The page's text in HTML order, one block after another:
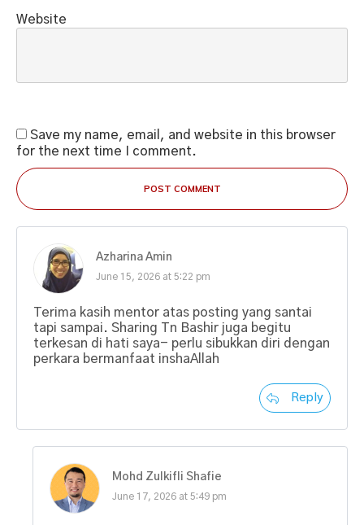
Website
Save my name, email, and website in this browser
for the next time I comment.
POST COMMENT
Azharina Amin
June 15, 2026 at 5:22 pm
Terima kasih mentor atas posting yang santai
tapi sampai. Sharing Tn Bashir juga begitu
terkesan di hati saya- perlu sibukkan diri dengan
perkara bermanfaat inshaAllah
Reply
Mohd Zulkifli Shafie
June 17, 2026 at 5:49 pm